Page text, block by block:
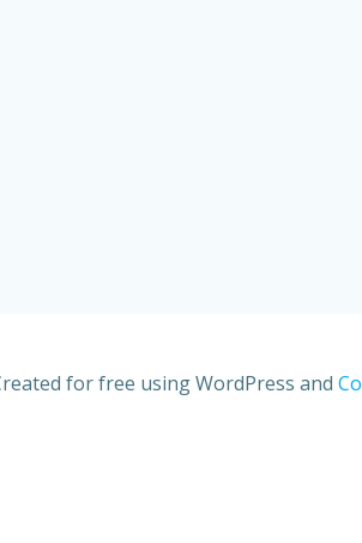
for free using WordPress and